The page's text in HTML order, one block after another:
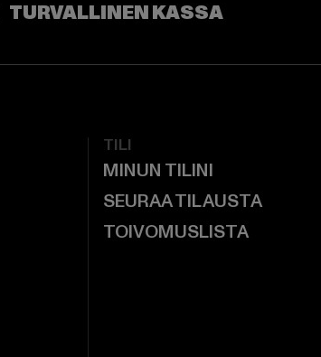
TURVALLINEN KASSA
TILI
MINUN TILINI
SEURAA TILAUSTA
TOIVOMUSLISTA